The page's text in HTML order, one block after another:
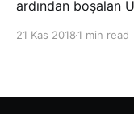
ardından boşalan
21 Kas 2018 1 min read